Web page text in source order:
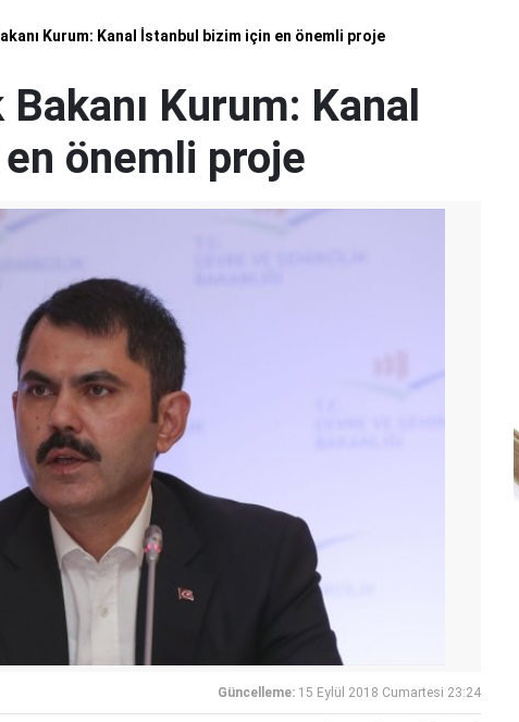
Kurum: Kanal İstanbul bizim için en önemli proje
Kurum: Kanal
önemli proje
Güncelleme: 15 Eylül 2018 Cumartesi 23:24